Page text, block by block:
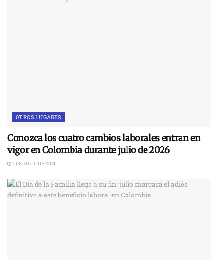
OTROS LUGARES
Conozca los cuatro cambios laborales entran en
vigor en Colombia durante julio de 2026
1 DE JULIO DE 2026